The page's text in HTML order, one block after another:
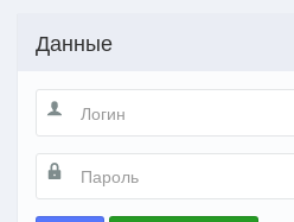
Данные